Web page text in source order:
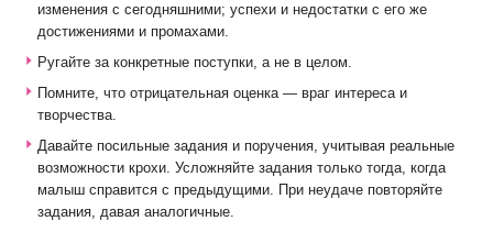
изменения с сегодняшними; успехи и недостатки с его же
достижениями и промахами.
Ругайте за конкретные поступки, а не в целом.
Помните, что отрицательная оценка — враг интереса и
творчества.
Давайте посильные задания и поручения, учитывая реальные
возможности крохи. Усложняйте задания только тогда, когда
малыш справится с предыдущими. При неудаче повторяйте
задания, давая аналогичные.